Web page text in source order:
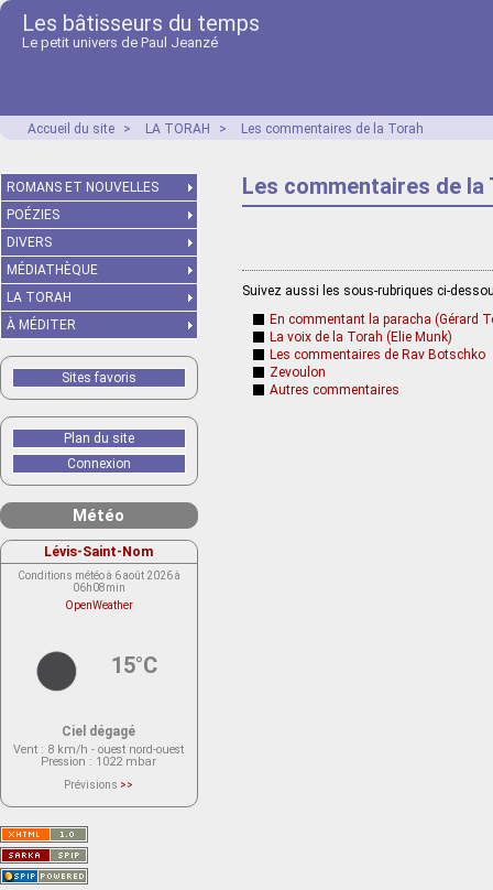
Les bâtisseurs du temps
Le petit univers de Paul Jeanzé
Accueil du site > LA TORAH > Les commentaires de la Torah
Les commentaires de la
Suivez aussi les sous-rubriques ci-
En commentant la paracha (Gérard
La voix de la Torah (Elie Munk)
Les commentaires de Rav Botschko
Zevoulon
Autres commentaires
ROMANS ET NOUVELLES
POÉZIES
DIVERS
MÉDIATHÈQUE
LA TORAH
À MÉDITER
Sites favoris
Plan du site
Connexion
Météo
Lévis-Saint-Nom
Conditions météo à 6 août 2026 à
06h08min
OpenWeather
15°C
Ciel dégagé
Vent : 8 km/h - ouest nord-ouest
Pression : 1022 mbar
Prévisions >>
actuellement aucune prévision
Saint-Nom.
Veuillez consulter le message du
service ci-dessous.
(401 - Invalid API key. Please see
https://openweathermap.org/faq#error401